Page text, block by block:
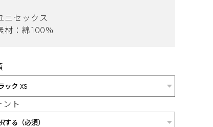
ニセックス
材：綿100％
ント